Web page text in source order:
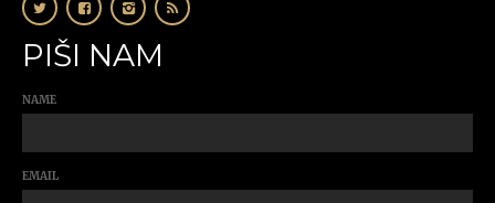
PIŠI NAM
NAME
EMAIL